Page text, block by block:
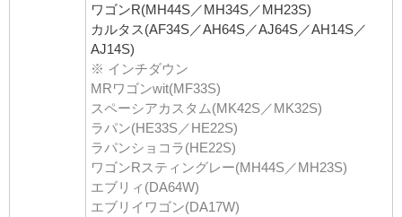
ワゴンR(MH44S／MH34S／MH23S)
カルタス(AF34S／AH64S／AJ64S／AH14S／
AJ14S)
※ インチダウン
MRワゴンwit(MF33S)
スペーシアカスタム(MK42S／MK32S)
ラパン(HE33S／HE22S)
ラパンショコラ(HE22S)
ワゴンRスティングレー(MH44S／MH23S)
エブリィ(DA64W)
エブリイワゴン(DA17W)